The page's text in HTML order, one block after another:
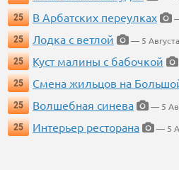
25
В Арбатских переулках
25
Лодка с ветлой
— 5 Августа
25
Куст малины с бабочкой
25
Смена жильцов на
25
Волшебная синева
— 5
25
Интерьер ресторана — 5